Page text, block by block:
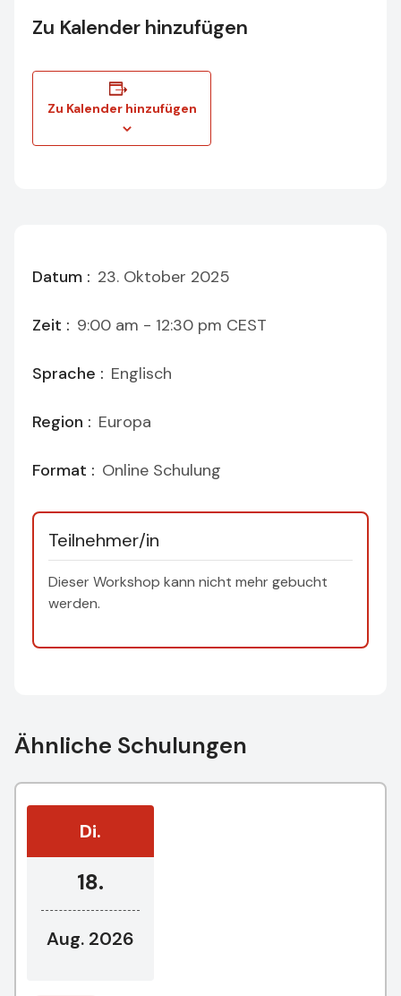
Zu Kalender hinzufügen
Zu Kalender hinzufügen
Datum : 23. Oktober 2025
Zeit : 9:00 am - 12:30 pm CEST
Sprache : Englisch
Region : Europa
Format : Online Schulung
Teilnehmer/in
Dieser Workshop kann nicht mehr gebucht
werden.
Ähnliche Schulungen
Di.
18.
Aug. 2026